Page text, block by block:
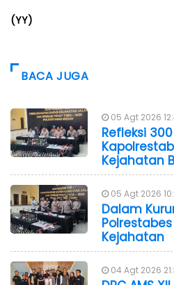
(YY)
BACA JUGA
05 Agt 2026
Refleksi
Kejahatan
05 Agt 2026
Dalam
Kejahatan
04 Agt 2026